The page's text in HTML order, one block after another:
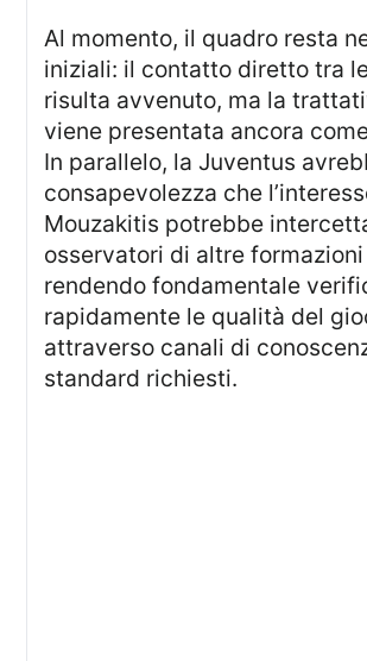
Al momento, il quadro resta nelle fasi
iniziali: il contatto diretto tra
risulta avvenuto, ma la
viene presentata ancora
In parallelo, la Juventus
consapevolezza che
Mouzakitis potrebbe
osservatori di altre
rendendo fondamentale
rapidamente le qualità del
attraverso canali di
standard richiesti.